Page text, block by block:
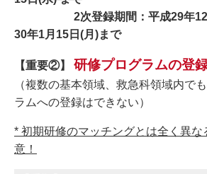
2次登録期間： 平成29年
30年1月15日(月)まで
【重要②】 研修プログラムの登
（複数の基本領域、救急科領域内で
ラムへの登録はできない）
* 初期研修のマッチングとは全く異な
意！